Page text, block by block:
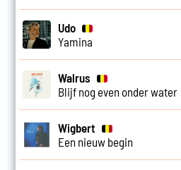
Udo
Yamina
Walrus
Blijf nog even onder water
Wigbert
Een nieuw begin